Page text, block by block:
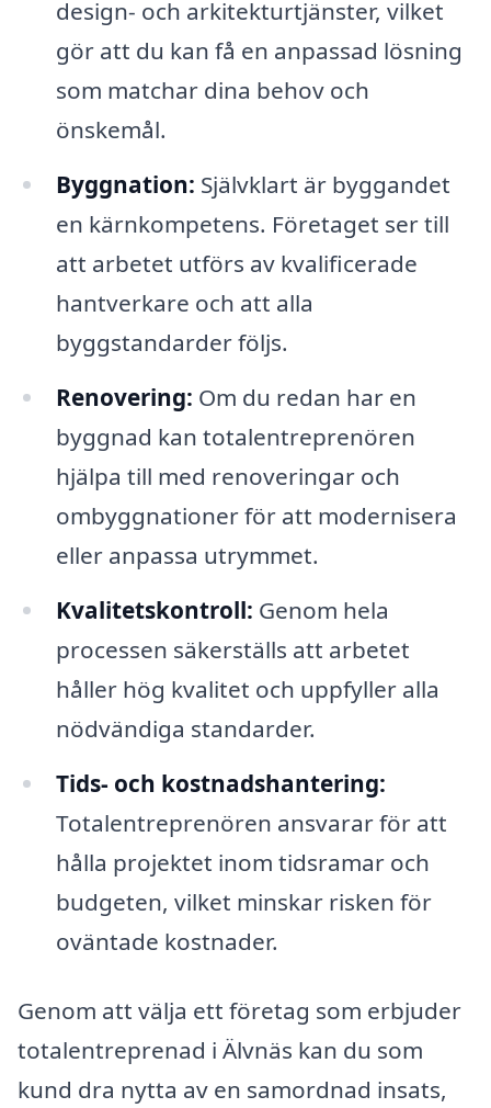
design- och arkitekturtjänster, vilket
gör att du kan få en anpassad lösning
som matchar dina behov och
önskemål.
Byggnation: Självklart är byggandet
en kärnkompetens. Företaget ser till
att arbetet utförs av kvalificerade
hantverkare och att alla
byggstandarder följs.
Renovering: Om du redan har en
byggnad kan totalentreprenören
hjälpa till med renoveringar och
ombyggnationer för att modernisera
eller anpassa utrymmet.
Kvalitetskontroll: Genom hela
processen säkerställs att arbetet
håller hög kvalitet och uppfyller alla
nödvändiga standarder.
Tids- och kostnadshantering:
Totalentreprenören ansvarar för att
hålla projektet inom tidsramar och
budgeten, vilket minskar risken för
oväntade kostnader.
Genom att välja ett företag som erbjuder
totalentreprenad i Älvnäs kan du som
kund dra nytta av en samordnad insats,